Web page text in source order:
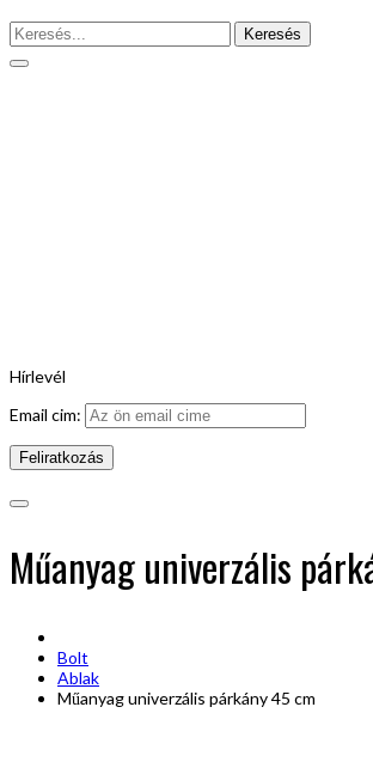
Keresés
Hírlevél
Email cim:
Műanyag univerzális
Bolt
Ablak
Műanyag univerzális párkány 45 cm